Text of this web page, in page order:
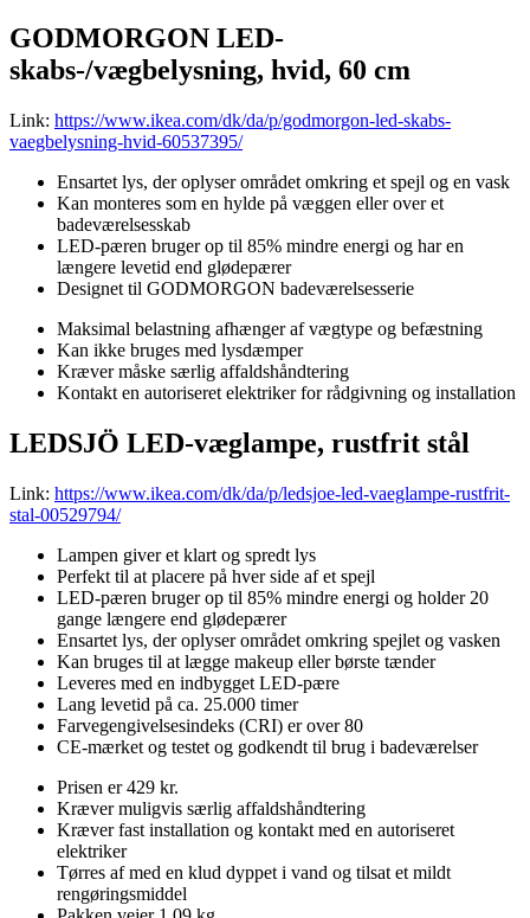
GODMORGON LED-
skabs-/vægbelysning, hvid, 60 cm
Link: https://www.ikea.com/dk/da/p/godmorgon-led-skabs-
vaegbelysning-hvid-60537395/
Ensartet lys, der oplyser området omkring et spejl og en vask
Kan monteres som en hylde på væggen eller over et
badeværelsesskab
LED-pæren bruger op til 85% mindre energi og har en
længere levetid end glødepærer
Designet til GODMORGON badeværelsesserie
Maksimal belastning afhænger af vægtype og befæstning
Kan ikke bruges med lysdæmper
Kræver måske særlig affaldshåndtering
Kontakt en autoriseret elektriker for rådgivning og installation
LEDSJÖ LED-væglampe, rustfrit stål
Link: https://www.ikea.com/dk/da/p/ledsjoe-led-vaeglampe-rustfrit-
stal-00529794/
Lampen giver et klart og spredt lys
Perfekt til at placere på hver side af et spejl
LED-pæren bruger op til 85% mindre energi og holder 20
gange længere end glødepærer
Ensartet lys, der oplyser området omkring spejlet og vasken
Kan bruges til at lægge makeup eller børste tænder
Leveres med en indbygget LED-pære
Lang levetid på ca. 25.000 timer
Farvegengivelsesindeks (CRI) er over 80
CE-mærket og testet og godkendt til brug i badeværelser
Prisen er 429 kr.
Kræver muligvis særlig affaldshåndtering
Kræver fast installation og kontakt med en autoriseret
elektriker
Tørres af med en klud dyppet i vand og tilsat et mildt
rengøringsmiddel